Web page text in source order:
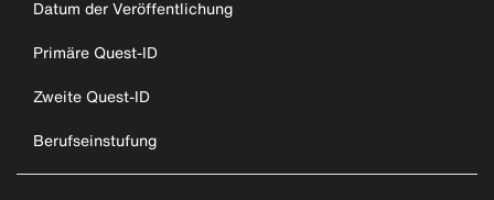
Datum der Veröffentlichung
Primäre Quest-ID
Zweite Quest-ID
Berufseinstufung